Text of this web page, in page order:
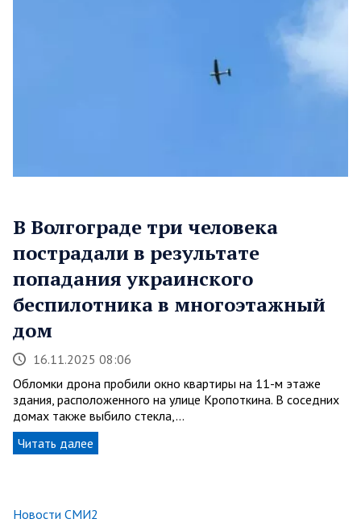
В Волгограде три человека
пострадали в результате
попадания украинского
беспилотника в многоэтажный
дом
16.11.2025 08:06
Обломки дрона пробили окно квартиры на 11-м этаже
здания, расположенного на улице Кропоткина. В соседних
домах также выбило стекла,…
Читать далее
Новости СМИ2